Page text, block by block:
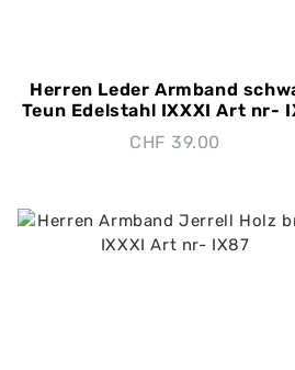
Herren Leder Armband
Teun Edelstahl IXXXI Art nr-
CHF 39.00